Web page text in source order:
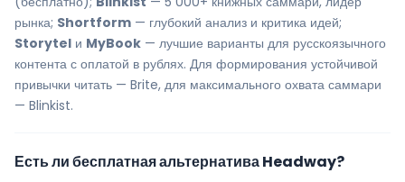
рынка; Shortform — глубокий анализ и критика идей;
Storytel и MyBook — лучшие варианты для русскоязычного
контента с оплатой в рублях. Для формирования устойчивой
привычки читать — Brite, для максимального охвата саммари
— Blinkist.
Есть ли бесплатная альтернатива Headway?